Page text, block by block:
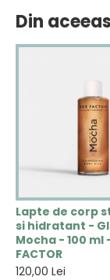
Din
Lapte de corp
si hidratant -
Mocha - 100 ml -
FACTOR
120,00 Lei